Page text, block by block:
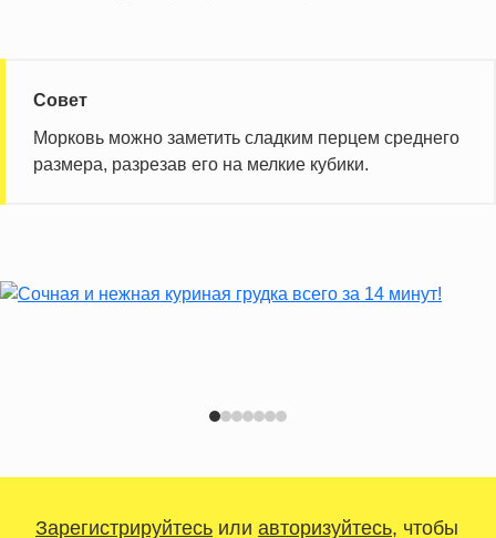
Совет
Морковь можно заметить сладким перцем среднего
размера, разрезав его на мелкие кубики.
Зарегистрируйтесь или авторизуйтесь, чтобы